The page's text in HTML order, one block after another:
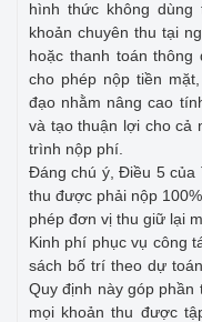
hình thức không dùng
khoản chuyên thu tại
hoặc thanh toán
cho phép nộp tiền
đạo nhằm nâng cao
và tạo thuận lợi cho cả
trình nộp phí.
Đáng chú ý, Điều 5 của
thu được phải nộp
phép đơn vị thu giữ lại
Kinh phí phục vụ công
sách bố trí theo dự
Quy định này góp
mọi khoản thu được